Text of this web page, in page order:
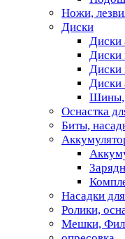
Ножи,
Диски
Диски
Диски
Диски
Диски
Шины,
Оснастка
Биты,
Насадки
Ролики,
Мешки,